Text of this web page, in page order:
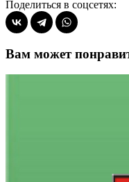
Поделиться в соцсетях:
Вам может